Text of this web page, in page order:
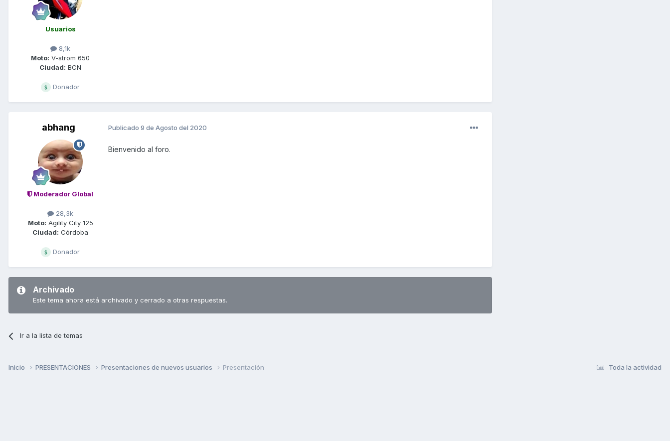
Usuarios
8,1k
Moto: V-strom 650
Ciudad: BCN
Donador
abhang
Moderador Global
28,3k
Moto: Agility City 125
Ciudad: Córdoba
Donador
Publicado 9 de Agosto del 2020
Bienvenido al foro.
Archivado
Este tema ahora está archivado y cerrado a otras respuestas.
Ir a la lista de temas
Toda la actividad
Inicio PRESENTACIONES Presentaciones de nuevos usuarios Presentación